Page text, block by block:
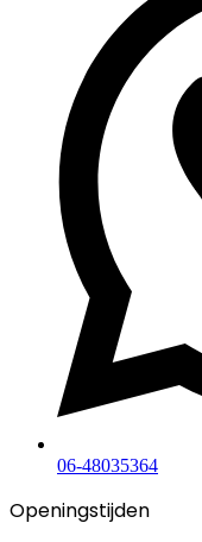
06-48035364
Openingstijden